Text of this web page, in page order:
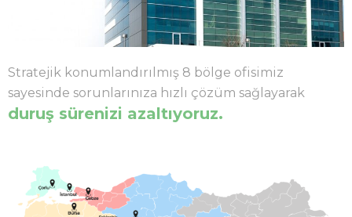
Stratejik konumlandırılmış 8 bölge ofisimiz
sayesinde sorunlarınıza hızlı çözüm sağlayarak
duruş sürenizi azaltıyoruz.